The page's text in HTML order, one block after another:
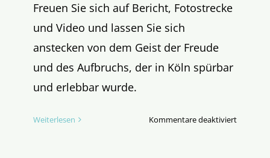
Freuen Sie sich auf Bericht, Fotostrecke
und Video und lassen Sie sich
anstecken von dem Geist der Freude
und des Aufbruchs, der in Köln spürbar
und erlebbar wurde.
Weiterlesen Kommentare deaktiviertfür